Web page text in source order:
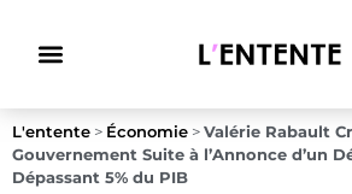
L'entente > Économie > Valérie Rabault
Gouvernement Suite à l’Annonce d’un
Dépassant 5% du PIB